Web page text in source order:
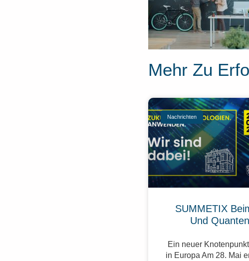
Mehr Zu
Nachrichten
SUMMETIX
Und
Ein neuer
in Europa Am 28. Mai